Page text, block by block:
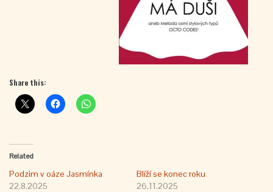
Share this:
Related
Podzim v oáze Jasmínka
22.8.2025
Blíží se konec roku
26.11.2025